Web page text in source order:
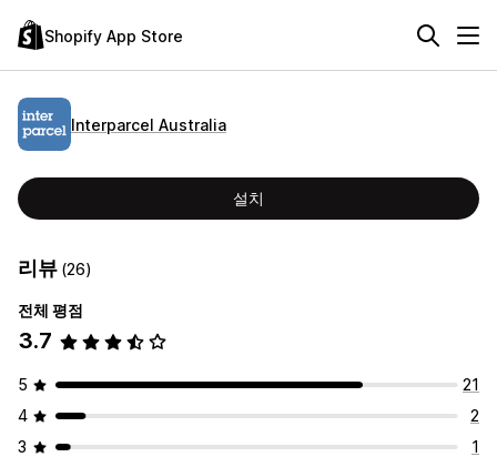
Shopify App Store
Interparcel Australia
설치
리뷰 (26)
전체 평점
3.7
5
21
4
2
3
1